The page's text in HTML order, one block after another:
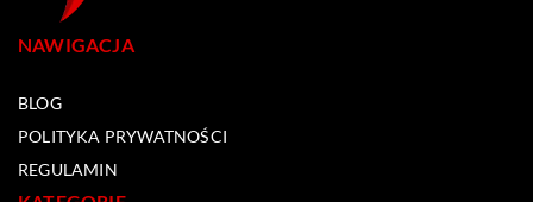
NAWIGACJA
BLOG
POLITYKA PRYWATNOŚCI
REGULAMIN